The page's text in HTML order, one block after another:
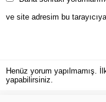
ve site adresim bu
Henüz yorum yapılmamış.
yapabilirsiniz.